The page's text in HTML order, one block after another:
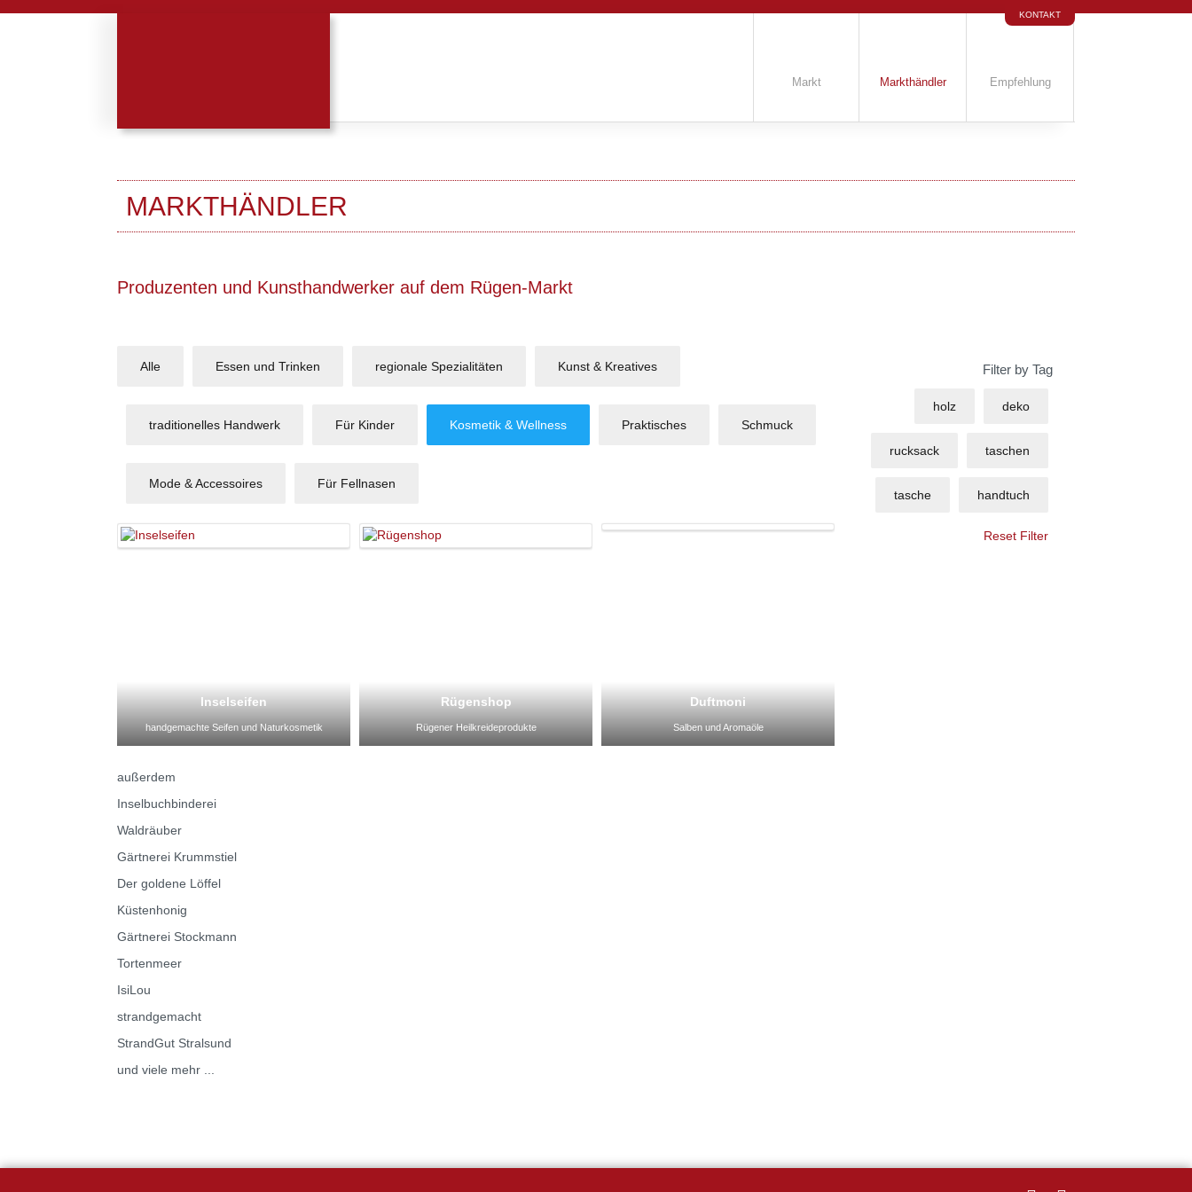
KONTAKT
Markt Markthändler Empfehlung
MARKTHÄNDLER
Produzenten und Kunsthandwerker auf dem Rügen-Markt
Filter by Tag
holz deko
rucksack taschen
tasche handtuch
Reset Filter
Alle Essen und Trinken regionale Spezialitäten Kunst & Kreatives
traditionelles Handwerk Für Kinder Kosmetik & Wellness Praktisches Schmuck
Mode & Accessoires Für Fellnasen
Inselseifen
handgemachte Seifen und Naturkosmetik
Rügenshop
Rügener Heilkreideprodukte
Duftmoni
Salben und Aromaöle
außerdem
Inselbuchbinderei
Waldräuber
Gärtnerei Krummstiel
Der goldene Löffel
Küstenhonig
Gärtnerei Stockmann
Tortenmeer
IsiLou
strandgemacht
StrandGut Stralsund
und viele mehr ...